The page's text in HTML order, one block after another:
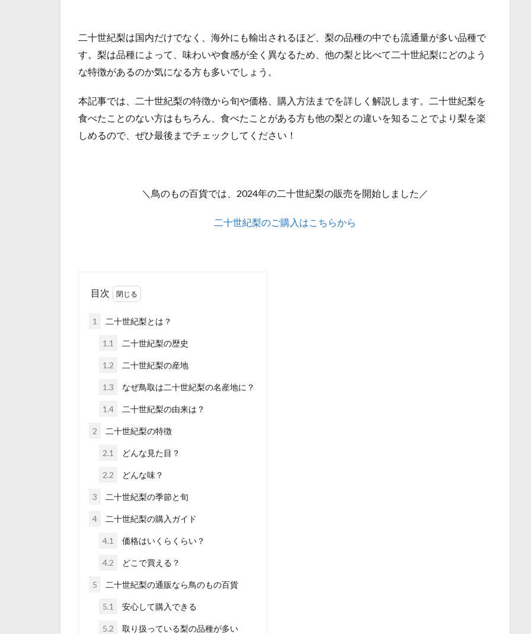
二十世紀梨は国内だけでなく、海外にも輸出されるほど、梨の品種の中でも流通量が多い品種で
す。梨は品種によって、味わいや食感が全く異なるため、他の梨と比べて二十世紀梨にどのよう
な特徴があるのか気になる方も多いでしょう。
本記事では、二十世紀梨の特徴から旬や価格、購入方法までを詳しく解説します。二十世紀梨を
食べたことのない方はもちろん、食べたことがある方も他の梨との違いを知ることでより梨を楽
しめるので、ぜひ最後までチェックしてください！
＼鳥のもの百貨では、2024年の二十世紀梨の販売を開始しました／
二十世紀梨のご購入はこちらから
目次
1 二十世紀梨とは？
1.1 二十世紀梨の歴史
1.2 二十世紀梨の産地
1.3 なぜ鳥取は二十世紀梨の名産地に？
1.4 二十世紀梨の由来は？
2 二十世紀梨の特徴
2.1 どんな見た目？
2.2 どんな味？
3 二十世紀梨の季節と旬
4 二十世紀梨の購入ガイド
4.1 価格はいくらくらい？
4.2 どこで買える？
5 二十世紀梨の通販なら鳥のもの百貨
5.1 安心して購入できる
5.2 取り扱っている梨の品種が多い